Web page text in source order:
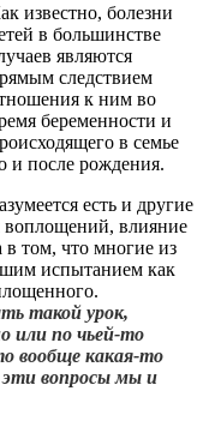
известно, болезни
в большинстве
являются
следствием
к ним во
беременности и
в семье
и после рождения.
есть и другие
влияние
том, что многие из
испытанием как
такой урок,
или по чьей-то
вообще какая-то
вопросы мы и